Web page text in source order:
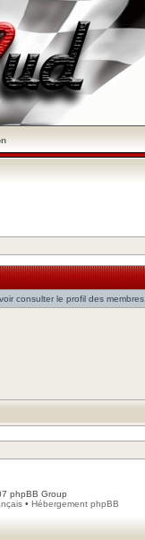
consulter le profil des membres.
phpBB Group
• Hébergement phpBB